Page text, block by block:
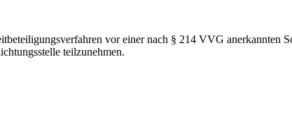
vor einer nach § 214 VVG anerkannten
teilzunehmen.